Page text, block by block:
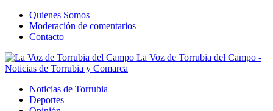
Quienes Somos
Moderación de comentarios
Contacto
La Voz de Torrubia del Campo -
Noticias de Torrubia y Comarca
Noticias de Torrubia
Deportes